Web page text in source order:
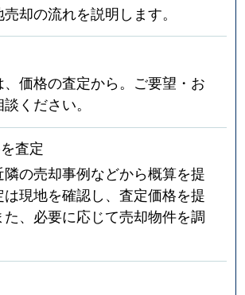
却の流れを説明します。
、価格の査定から。ご要望・お
ください。
査定
の売却事例などから概算を提
現地を確認し、査定価格を提
、必要に応じて売却物件を調